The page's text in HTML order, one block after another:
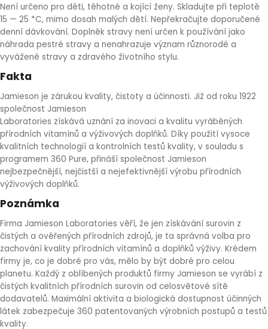
Není určeno pro děti, těhotné a kojící ženy. Skladujte při teplotě
15 — 25 *C, mimo dosah malých dětí. Nepřekračujte doporučené
denní dávkování. Doplněk stravy není určen k používání jako
náhrada pestré stravy a nenahrazuje význam různorodé a
vyvážené stravy a zdravého životního stylu.
Fakta
Jamieson je zárukou kvality, čistoty a účinnosti. Již od roku 1922
společnost Jamieson
Laboratories získává uznání za inovaci a kvalitu vyráběných
přírodních vitamínů a výživových doplňků. Díky použití vysoce
kvalitních technologií a kontrolních testů kvality, v souladu s
programem 360 Pure, přináší společnost Jamieson
nejbezpečnější, nejčistší a nejefektivnější výrobu přírodních
výživových doplňků.
Poznámka
Firma Jamieson Laboratories věří, že jen získávání surovin z
čistých a ověřených přírodních zdrojů, je ta správná volba pro
zachování kvality přírodních vitamínů a doplňků výživy. Krédem
firmy je, co je dobré pro vás, mělo by být dobré pro celou
planetu. Každý z oblíbených produktů firmy Jamieson se vyrábí z
čistých kvalitních přírodních surovin od celosvětové sítě
dodavatelů. Maximální aktivita a biologická dostupnost účinných
látek zabezpečuje 360 patentovaných výrobních postupů a testů
kvality.